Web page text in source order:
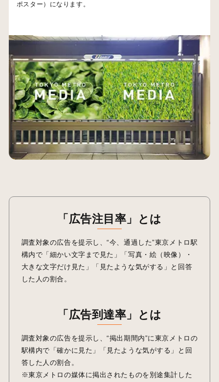
ポスター）になります。
「広告注目率」とは
調査対象の広告を提示し、“今、通過した”東京メトロ駅
構内で「細かい文字まで見た」「写真・絵（映像）・
大きな文字だけ見た」「見たような気がする」と回答
した人の割合。
「広告到達率」とは
調査対象の広告を提示し、“掲出期間内”に東京メトロの
駅構内で「確かに見た」「見たような気がする」と回
答した人の割合。
※東京メトロの媒体に掲出されたものを別途集計した